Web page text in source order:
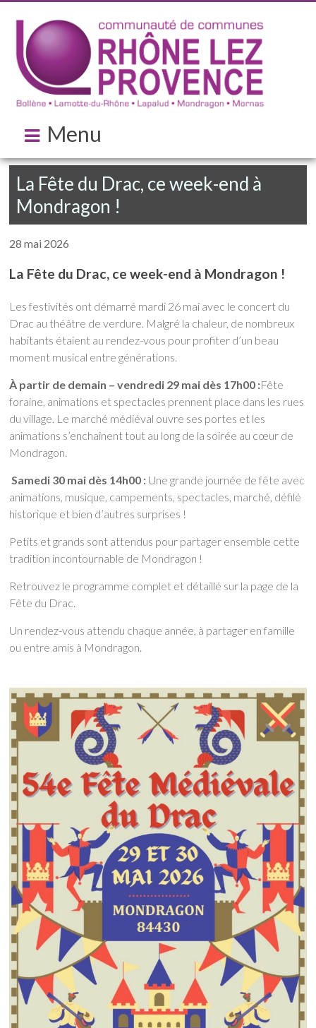
Menu
La Fête du Drac, ce week-end à
Mondragon !
28 mai 2026
La Fête du Drac, ce week-end à Mondragon !
Les festivités ont démarré mardi 26 mai avec le concert du
Drac au théâtre de verdure. Malgré la chaleur, de nombreux
habitants étaient au rendez-vous pour profiter d’un beau
moment musical entre générations.
À partir de demain – vendredi 29 mai dès 17h00 :Fête
foraine, animations et spectacles prennent place dans les rues
du village. Le marché médiéval ouvre ses portes et les
animations s’enchaînent tout au long de la soirée au cœur de
Mondragon.
Samedi 30 mai dès 14h00 : Une grande journée de fête avec
animations, musique, campements, spectacles, marché, défilé
historique et bien d’autres surprises !
Petits et grands sont attendus pour partager ensemble cette
tradition incontournable de Mondragon !
Retrouvez le programme complet et détaillé sur la page de la
Fête du Drac.
Un rendez-vous attendu chaque année, à partager en famille
ou entre amis à Mondragon.